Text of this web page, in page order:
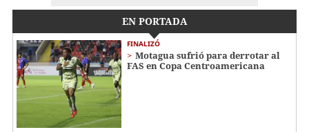
EN PORTADA
FINALIZÓ
Motagua sufrió para derrotar al
FAS en Copa Centroamericana